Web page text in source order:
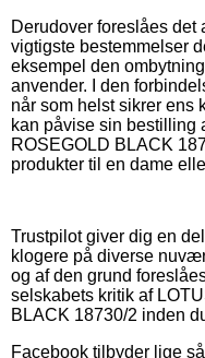
Derudover foreslåes det
vigtigste bestemmelser
eksempel den
anvender. I den
når som helst sikrer ens
kan påvise sin bestilling
ROSEGOLD BLACK
produkter til en dame
Trustpilot giver dig en
klogere på diverse
og af den grund
selskabets kritik af
BLACK 18730/2 inden
Facebook tilbyder lige